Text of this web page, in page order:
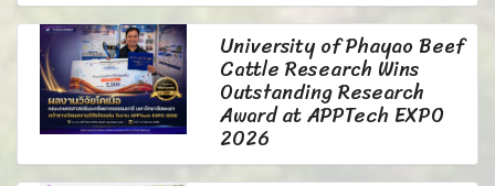
University of Phayao Beef
Cattle Research Wins
Outstanding Research
Award at APPTech EXPO
2026